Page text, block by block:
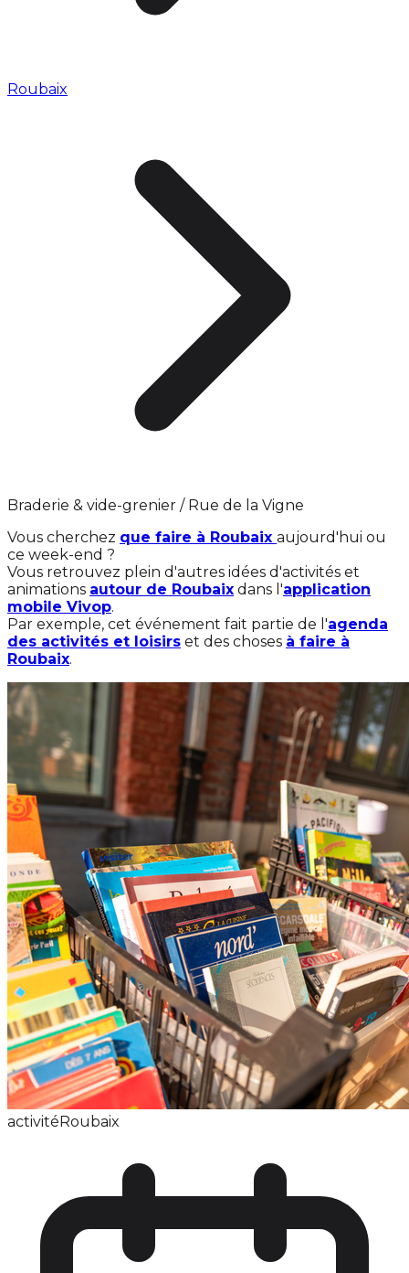
Roubaix
Braderie & vide-grenier / Rue de la Vigne
Vous cherchez que faire à Roubaix aujourd'hui ou
ce week-end ?
Vous retrouvez plein d'autres idées d'activités et
animations autour de Roubaix dans l'application
mobile Vivop.
Par exemple, cet événement fait partie de l'agenda
des activités et loisirs et des choses à faire à
Roubaix.
activitéRoubaix